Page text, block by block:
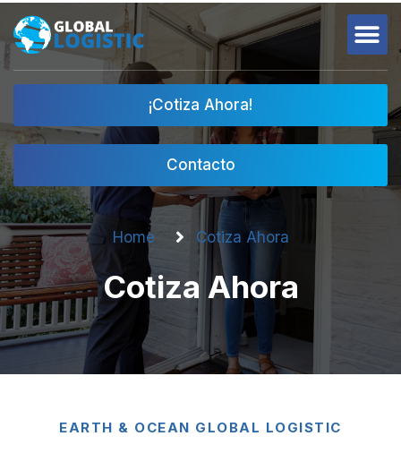
¡Cotiza Ahora!
Contacto
Home Cotiza Ahora
Cotiza Ahora
EARTH & OCEAN GLOBAL LOGISTIC